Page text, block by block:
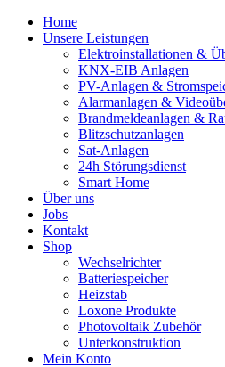
Home
Unsere Leistungen
Elektroinstallationen &
KNX-EIB Anlagen
PV-Anlagen &
Alarmanlagen &
Brandmeldeanlagen &
Blitzschutzanlagen
Sat-Anlagen
24h Störungsdienst
Smart Home
Über uns
Jobs
Kontakt
Shop
Wechselrichter
Batteriespeicher
Heizstab
Loxone Produkte
Photovoltaik Zubehör
Unterkonstruktion
Mein Konto